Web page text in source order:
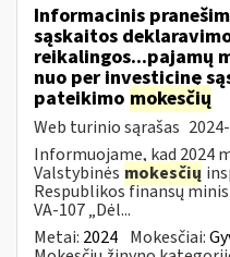
Informacinis
sąskaitos
reikalingos...pajamų
nuo per investicinę
pateikimo mokesčių
Web turinio sąrašas
Informuojame, kad 2024
Valstybinės mokesčių
Respublikos finansų
VA-107 „Dėl...
Metai: 2024 Mokesčiai: